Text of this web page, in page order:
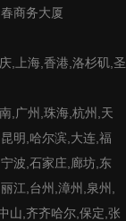
商务大厦
,上海,香港,洛杉矶,圣
,广州,珠海,杭州,天
明,哈尔滨,大连,福
波,石家庄,廊坊,东
江,台州,漳州,泉州,
山,齐齐哈尔,保定,张